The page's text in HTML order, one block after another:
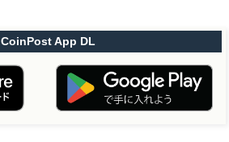
CoinPost App DL